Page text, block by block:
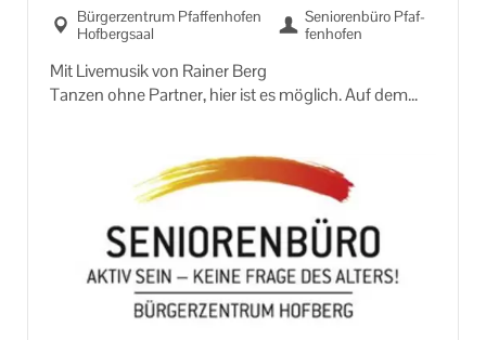
Bür­ger­zen­trum Pfaf­fen­ho­fen
Hof­berg­saal
Se­nio­ren­bü­ro Pfaf­
fen­ho­fen
Mit Live­mu­sik von Rai­ner Berg
Tan­zen ohne Part­ner, hier ist es mög­lich. Auf dem
An­ge­lehnt an den "Line Dance" be­we­gen sich die
Tän­ze­rin­nen und Tän­zer al­lei­ne hin­ter - bzw. ne­ben­
ein­an­der. Tan­zen ist die Idea­le Mög­lich­keit sich bis in
hohe Alter kör­per­li­che und geis­ti­ge Fit­ness und Le­
bens­freu­de zu er­hal­ten.